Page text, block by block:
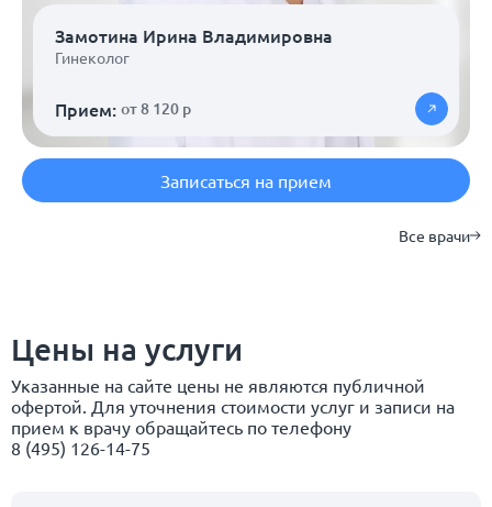
Замотина Ирина Владимировна
Гинеколог
Прием: от 8 120 р
Записаться на прием
Все врачи
Цены на услуги
Указанные на сайте цены не являются публичной
офертой. Для уточнения стоимости услуг и записи на
прием к врачу обращайтесь по телефону
8 (495) 126-14-75